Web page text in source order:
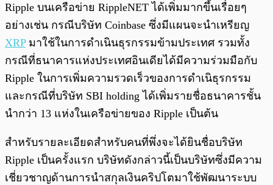
Ripple บนเครือข่าย RippleNET ได้เพิ่มมากขึ้นเรื่อยๆ
อย่างเช่น กรณีบริษัท Coinbase ซึ่งมีแผนจะนำเหรียญ
XRPมาใช้ในการดำเนินธุรกรรมข้ามประเทศ รวมทั้ง
กรณีที่ธนาคารแห่งประเทศอินเดียได้มีความร่วมมือกับ
Ripple ในการเพิ่มความรวดเร็วของการดำเนิธุรกรรม
และกรณีที่บริษัท SBI holding ได้เพิ่มรายชื่อธนาคารชั้น
นำกว่า 13 แห่งในเครือข่ายของ Ripple เป็นต้น
สำหรับรายละเอียดสำหรับคนที่พึ่งจะได้ยินชื่อบริษัท
Ripple เป็นครั้งแรก บริษัทดังกล่าวนี้เป็นบริษัทซึ่งมีความ
เชี่ยวชาญด้านการนำสกุลเงินคริปโตมาใช้พัฒนาระบบ